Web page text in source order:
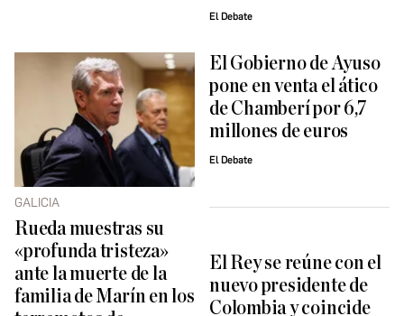
El Debate
GALICIA
Rueda muestras su
«profunda tristeza»
ante la muerte de la
familia de Marín en los
El Gobierno de Ayuso
pone en venta el ático
de Chamberí por 6,7
millones de euros
El Debate
El Rey se reúne con el
nuevo presidente de
Colombia y coincide